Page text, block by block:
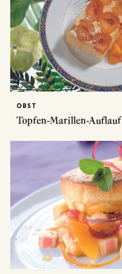
OBST
Topfen-Marillen-Auflauf